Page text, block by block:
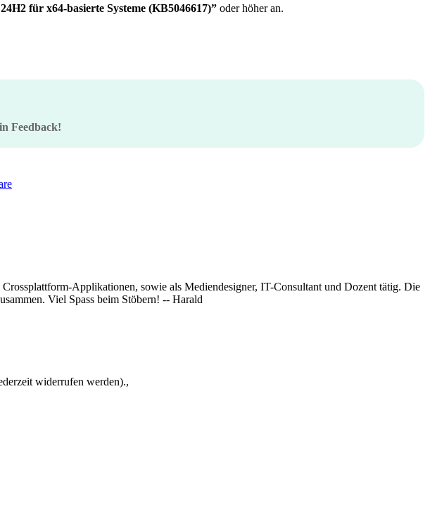
für x64-basierte Systeme (KB5046617)” oder höher an.
Feedback!
Applikationen, sowie als Mediendesigner, IT-Consultant und Dozent tätig. Die
Viel Spass beim Stöbern! -- Harald
widerrufen werden).,